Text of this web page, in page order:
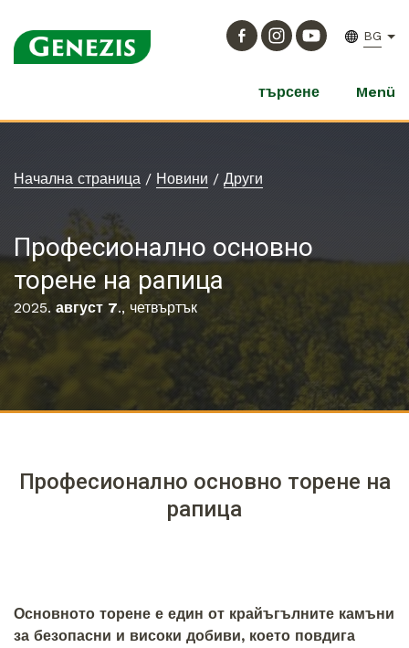
BG
търсене Menü
Начална страница / Новини / Други
Професионално основно
торене на рапица
2025. август 7., четвъртък
Професионално основно торене на
рапица
Основното торене е един от крайъгълните камъни
за безопасни и високи добиви, което повдига